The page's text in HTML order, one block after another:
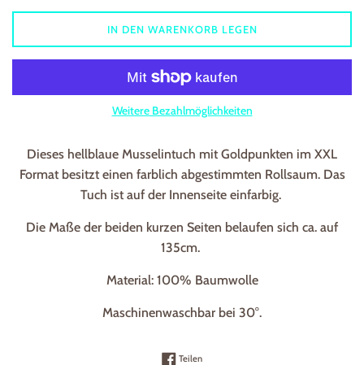
IN DEN WARENKORB LEGEN
Weitere Bezahlmöglichkeiten
Dieses hellblaue Musselintuch mit Goldpunkten im XXL
Format besitzt einen farblich abgestimmten Rollsaum. Das
Tuch ist auf der Innenseite einfarbig.
Die Maße der beiden kurzen Seiten belaufen sich ca. auf
135cm.
Material: 100% Baumwolle
Maschinenwaschbar bei 30°.
TeilenAuf Facebook teilen